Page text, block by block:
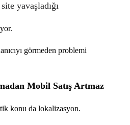
yavaşladığı
görmeden problemi
Mobil Satış Artmaz
konu da lokalizasyon.